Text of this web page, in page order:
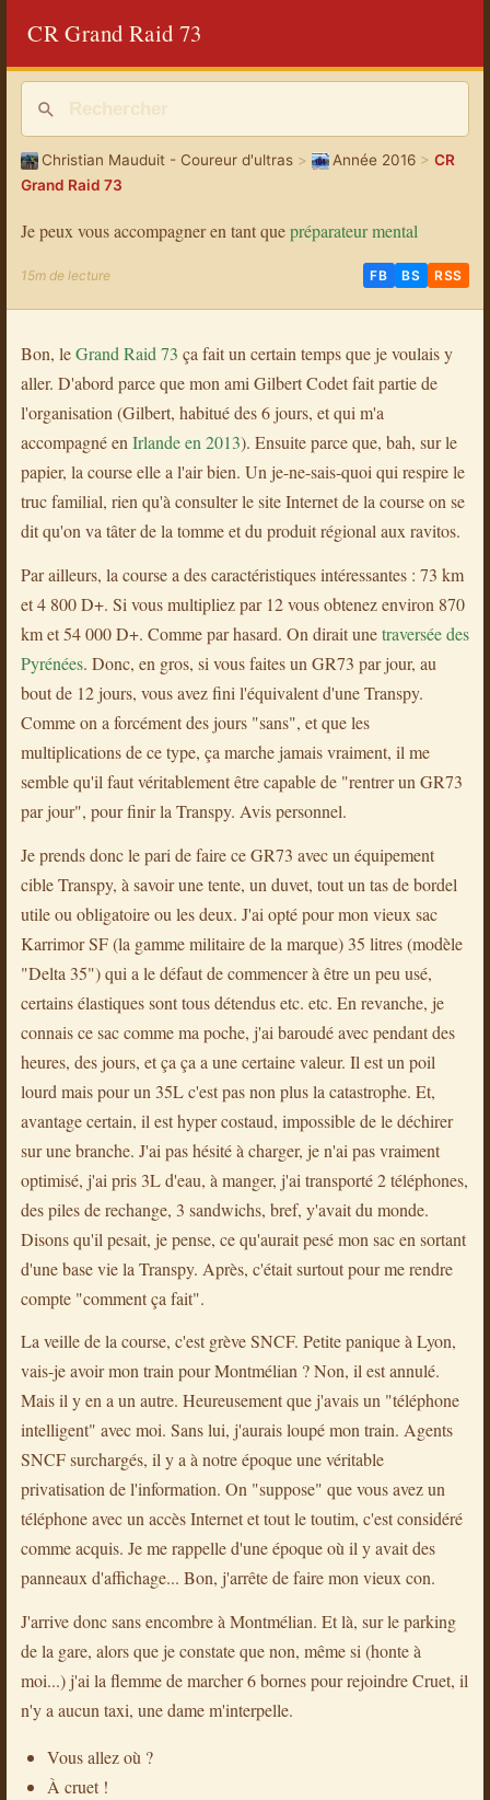
CR Grand Raid 73
Christian Mauduit - Coureur d'ultras> Année 2016 >CR
Grand Raid 73
Je peux vous accompagner en tant quepréparateur mental
15m de lecture FB BS RSS
Bon, leGrand Raid 73 ça fait un certain temps que je voulais y
aller. D'abord parce que mon ami Gilbert Codet fait partie de
l'organisation (Gilbert, habitué des 6 jours, et qui m'a
accompagné en Irlande en 2013). Ensuite parce que, bah, sur le
papier, la course elle a l'air bien. Un je-ne-sais-quoi qui respire le
truc familial, rien qu'à consulter le site Internet de la course on se
dit qu'on va tâter de la tomme et du produit régional aux ravitos.
Par ailleurs, la course a des caractéristiques intéressantes : 73 km
et 4 800 D+. Si vous multipliez par 12 vous obtenez environ 870
km et 54 000 D+. Comme par hasard. On dirait unetraversée des
Pyrénées. Donc, en gros, si vous faites un GR73 par jour, au
bout de 12 jours, vous avez fini l'équivalent d'une Transpy.
Comme on a forcément des jours "sans", et que les
multiplications de ce type, ça marche jamais vraiment, il me
semble qu'il faut véritablement être capable de "rentrer un GR73
par jour", pour finir la Transpy. Avis personnel.
Je prends donc le pari de faire ce GR73 avec un équipement
cible Transpy, à savoir une tente, un duvet, tout un tas de bordel
utile ou obligatoire ou les deux. J'ai opté pour mon vieux sac
Karrimor SF (la gamme militaire de la marque) 35 litres (modèle
"Delta 35") qui a le défaut de commencer à être un peu usé,
certains élastiques sont tous détendus etc. etc. En revanche, je
connais ce sac comme ma poche, j'ai baroudé avec pendant des
heures, des jours, et ça ça a une certaine valeur. Il est un poil
lourd mais pour un 35L c'est pas non plus la catastrophe. Et,
avantage certain, il est hyper costaud, impossible de le déchirer
sur une branche. J'ai pas hésité à charger, je n'ai pas vraiment
optimisé, j'ai pris 3L d'eau, à manger, j'ai transporté 2 téléphones,
des piles de rechange, 3 sandwichs, bref, y'avait du monde.
Disons qu'il pesait, je pense, ce qu'aurait pesé mon sac en sortant
d'une base vie la Transpy. Après, c'était surtout pour me rendre
compte "comment ça fait".
La veille de la course, c'est grève SNCF. Petite panique à Lyon,
vais-je avoir mon train pour Montmélian ? Non, il est annulé.
Mais il y en a un autre. Heureusement que j'avais un "téléphone
intelligent" avec moi. Sans lui, j'aurais loupé mon train. Agents
SNCF surchargés, il y a à notre époque une véritable
privatisation de l'information. On "suppose" que vous avez un
téléphone avec un accès Internet et tout le toutim, c'est considéré
comme acquis. Je me rappelle d'une époque où il y avait des
panneaux d'affichage... Bon, j'arrête de faire mon vieux con.
J'arrive donc sans encombre à Montmélian. Et là, sur le parking
de la gare, alors que je constate que non, même si (honte à
moi...) j'ai la flemme de marcher 6 bornes pour rejoindre Cruet, il
n'y a aucun taxi, une dame m'interpelle.
Vous allez où ?
À cruet !